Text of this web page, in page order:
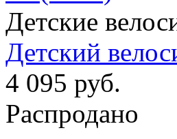
Детские
Детский
4 095 руб.
Распродано